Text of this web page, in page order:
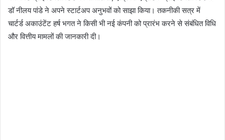
डॉ नीलय पांडे ने अपने स्टार्टअप अनुभवों को साझा किया। तकनीकी सत्र में
चार्टर्ड अकाउंटेंट हर्ष भगत ने किसी भी नई कंपनी को प्रारंभ करने से संबंधित विधि
और वित्तीय मामलों की जानकारी दी।